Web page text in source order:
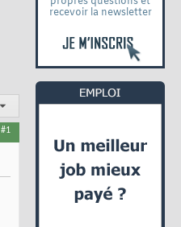
recevoir la newsletter
#1